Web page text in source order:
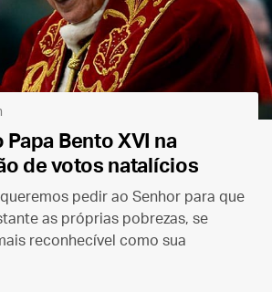
Bento XVI na
de votos natalícios
pedir ao Senhor para que
as próprias pobrezas, se
reconhecível como sua